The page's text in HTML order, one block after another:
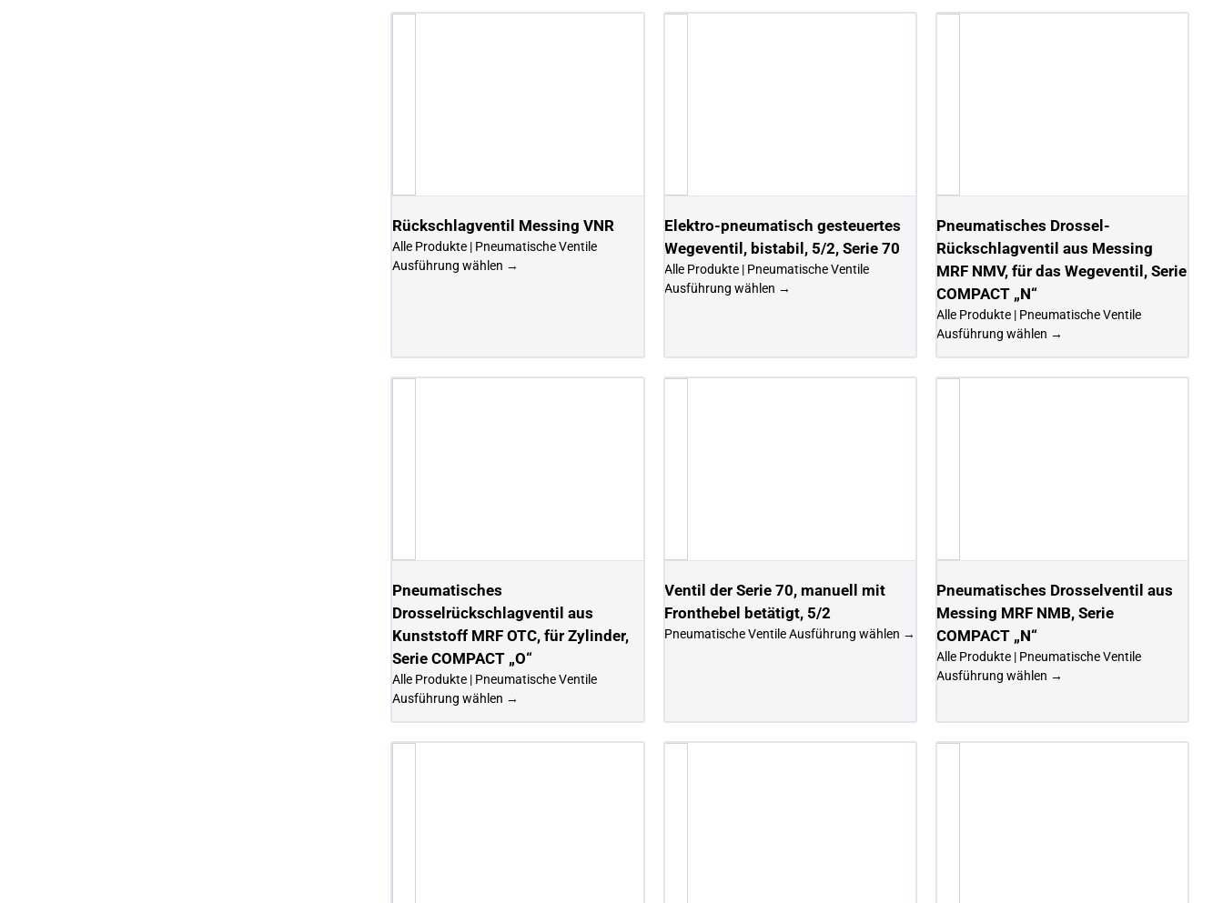
Rückschlagventil Messing VNR
Alle Produkte | Pneumatische Ventile
Ausführung wählen →
Elektro-pneumatisch gesteuertes
Wegeventil, bistabil, 5/2, Serie 70
Alle Produkte | Pneumatische Ventile
Ausführung wählen →
Pneumatisches Drossel-
Rückschlagventil aus Messing
MRF NMV, für das Wegeventil, Serie
COMPACT „N“
Alle Produkte | Pneumatische Ventile
Ausführung wählen →
Pneumatisches
Drosselrückschlagventil aus
Kunststoff MRF OTC, für Zylinder,
Serie COMPACT „O“
Alle Produkte | Pneumatische Ventile
Ausführung wählen →
Ventil der Serie 70, manuell mit
Fronthebel betätigt, 5/2
Pneumatische Ventile Ausführung wählen →
Pneumatisches Drosselventil aus
Messing MRF NMB, Serie
COMPACT „N“
Alle Produkte | Pneumatische Ventile
Ausführung wählen →